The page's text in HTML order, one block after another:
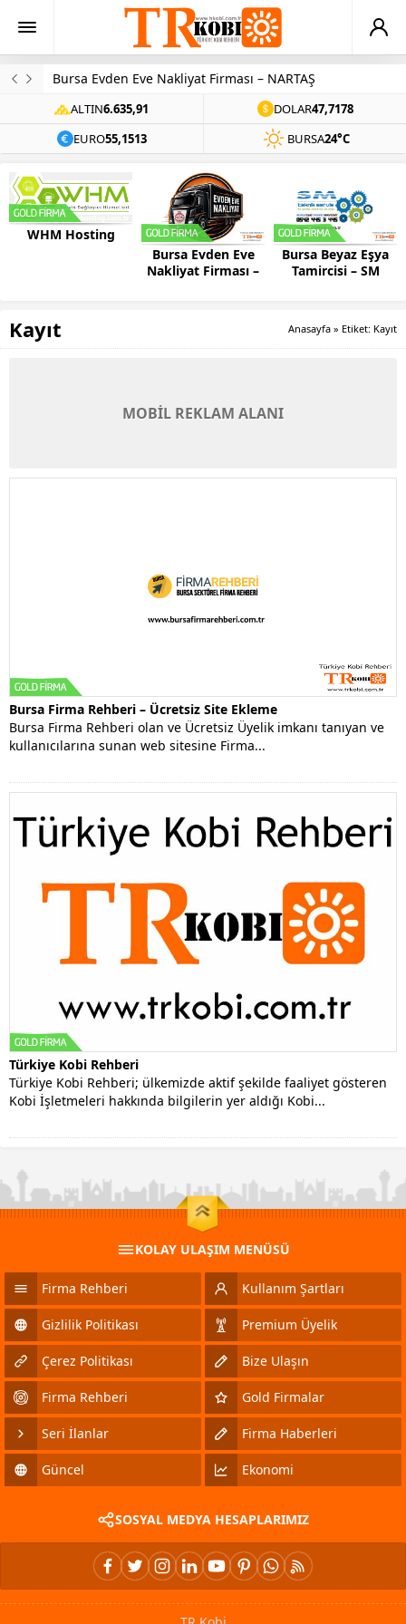
Arama Motoru Optimizasyonu Nedir?
ALTIN6.635,91 DOLAR47,7178
EURO55,1513 BURSA24°C
WHM Hosting
Bursa Evden Eve
Nakliyat Firması –
Bursa Beyaz Eşya
Tamircisi – SM
Kayıt Anasayfa » Etiket: Kayıt
MOBİL REKLAM ALANI
Bursa Firma Rehberi – Ücretsiz Site Ekleme
Bursa Firma Rehberi olan ve Ücretsiz Üyelik imkanı tanıyan ve
kullanıcılarına sunan web sitesine Firma...
Türkiye Kobi Rehberi
Türkiye Kobi Rehberi; ülkemizde aktif şekilde faaliyet gösteren
Kobi İşletmeleri hakkında bilgilerin yer aldığı Kobi...
KOLAY ULAŞIM MENÜSÜ
Firma Rehberi Kullanım Şartları
Gizlilik Politikası Premium Üyelik
Çerez Politikası Bize Ulaşın
Firma Rehberi Gold Firmalar
Seri İlanlar Firma Haberleri
Güncel Ekonomi
SOSYAL MEDYA HESAPLARIMIZ